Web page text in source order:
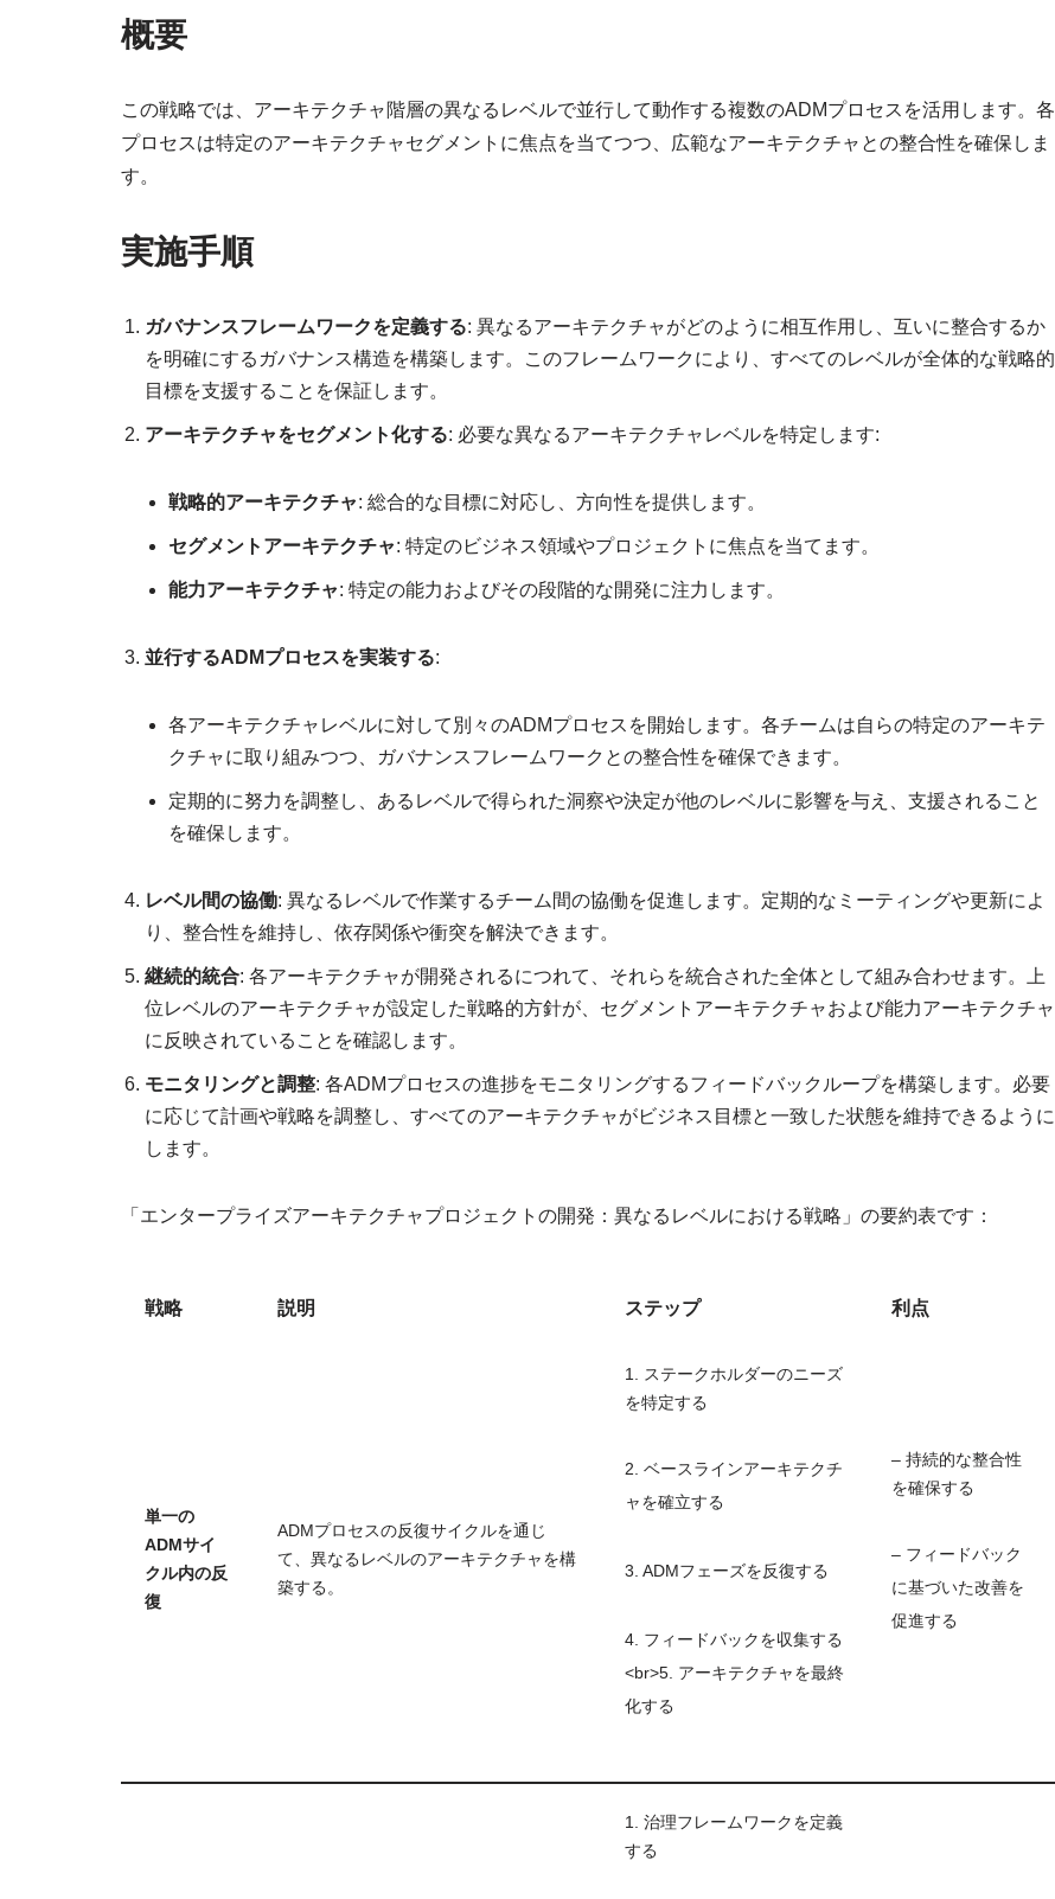
概要
この戦略では、アーキテクチャ階層の異なるレベルで並行して動作する複数のADMプロセスを活用します。各
プロセスは特定のアーキテクチャセグメントに焦点を当てつつ、広範なアーキテクチャとの整合性を確保しま
す。
実施手順
ガバナンスフレームワークを定義する: 異なるアーキテクチャがどのように相互作用し、互いに整合するか
を明確にするガバナンス構造を構築します。このフレームワークにより、すべてのレベルが全体的な戦略的
目標を支援することを保証します。
アーキテクチャをセグメント化する: 必要な異なるアーキテクチャレベルを特定します:
戦略的アーキテクチャ: 総合的な目標に対応し、方向性を提供します。
セグメントアーキテクチャ: 特定のビジネス領域やプロジェクトに焦点を当てます。
能力アーキテクチャ: 特定の能力およびその段階的な開発に注力します。
並行するADMプロセスを実装する:
各アーキテクチャレベルに対して別々のADMプロセスを開始します。各チームは自らの特定のアーキテ
クチャに取り組みつつ、ガバナンスフレームワークとの整合性を確保できます。
定期的に努力を調整し、あるレベルで得られた洞察や決定が他のレベルに影響を与え、支援されること
を確保します。
レベル間の協働: 異なるレベルで作業するチーム間の協働を促進します。定期的なミーティングや更新によ
り、整合性を維持し、依存関係や衝突を解決できます。
継続的統合: 各アーキテクチャが開発されるにつれて、それらを統合された全体として組み合わせます。上
位レベルのアーキテクチャが設定した戦略的方針が、セグメントアーキテクチャおよび能力アーキテクチャ
に反映されていることを確認します。
モニタリングと調整: 各ADMプロセスの進捗をモニタリングするフィードバックループを構築します。必要
に応じて計画や戦略を調整し、すべてのアーキテクチャがビジネス目標と一致した状態を維持できるように
します。
「エンタープライズアーキテクチャプロジェクトの開発：異なるレベルにおける戦略」の要約表です：
戦略 説明 ステップ 利点
単一の
ADMサイ
クル内の反
復
ADMプロセスの反復サイクルを通じ
て、異なるレベルのアーキテクチャを構
築する。
1. ステークホルダーのニーズ
を特定する
2. ベースラインアーキテクチ
ャを確立する
3. ADMフェーズを反復する
4. フィードバックを収集する
<br>5. アーキテクチャを最終
化する
– 持続的な整合性
を確保する
– フィードバック
に基づいた改善を
促進する
1. 治理フレームワークを定義
する